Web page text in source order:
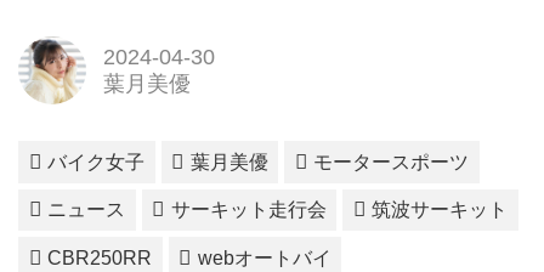
2024-04-30
葉月美優
バイク女子 葉月美優 モータースポーツ
ニュース サーキット走行会 筑波サーキット
CBR250RR webオートバイ